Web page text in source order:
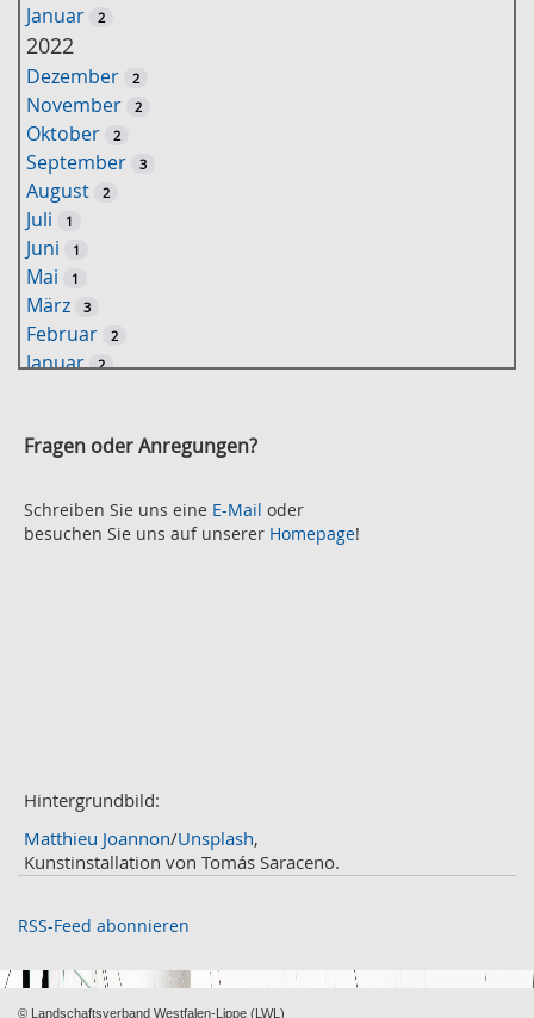
ü
w
o
r
u
c
Januar 2
2022
Dezember 2
November 2
Oktober 2
September 3
August 2
Juli 1
Juni 1
Mai 1
März 3
Februar 2
Januar 2
Oktober 2
August 2
Juli 2
November 2
Oktober
September 2
August
Mai 2
Fragen oder Anregungen?
Schreiben Sie uns eine E-Mail oder
besuchen Sie uns auf unserer Homepage!
Hintergrundbild:
Matthieu Joannon/Unsplash,
Kunstinstallation von Tomás Saraceno.
RSS-Feed abonnieren
© Landschaftsverband Westfalen-Lippe (LWL)